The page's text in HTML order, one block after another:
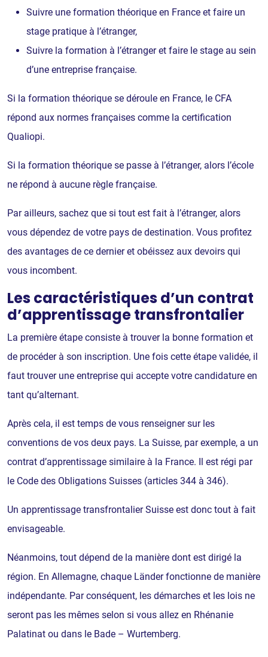
Suivre une formation théorique en France et faire un
stage pratique à l’étranger,
Suivre la formation à l’étranger et faire le stage au sein
d’une entreprise française.
Si la formation théorique se déroule en France, le CFA
répond aux normes françaises comme la certification
Qualiopi.
Si la formation théorique se passe à l’étranger, alors l’école
ne répond à aucune règle française.
Par ailleurs, sachez que si tout est fait à l’étranger, alors
vous dépendez de votre pays de destination. Vous profitez
des avantages de ce dernier et obéissez aux devoirs qui
vous incombent.
Les caractéristiques d’un contrat
d’apprentissage transfrontalier
La première étape consiste à trouver la bonne formation et
de procéder à son inscription. Une fois cette étape validée, il
faut trouver une entreprise qui accepte votre candidature en
tant qu’alternant.
Après cela, il est temps de vous renseigner sur les
conventions de vos deux pays. La Suisse, par exemple, a un
contrat d’apprentissage similaire à la France. Il est régi par
le Code des Obligations Suisses (articles 344 à 346).
Un apprentissage transfrontalier Suisse est donc tout à fait
envisageable.
Néanmoins, tout dépend de la manière dont est dirigé la
région. En Allemagne, chaque Länder fonctionne de manière
indépendante. Par conséquent, les démarches et les lois ne
seront pas les mêmes selon si vous allez en Rhénanie
Palatinat ou dans le Bade – Wurtemberg.